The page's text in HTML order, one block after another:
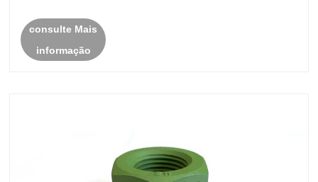
poder de fixação em materiais de placa de baixa
densidade.......
consulte Mais
informação